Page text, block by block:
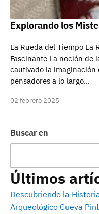
Buscar en
Últimos
Descubriendo la
Arqueológico Cueva
Explorando los
La Rueda del Tiempo La
Fascinante La noción de
cautivado la imaginación
pensadores a lo largo…
02 febrero 2025